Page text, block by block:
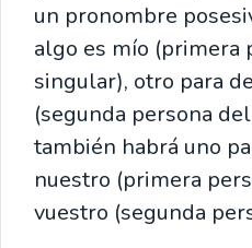
un pronombre
algo es mío (primera
singular), otro para
(segunda persona
también habrá uno
nuestro (primera
vuestro (segunda